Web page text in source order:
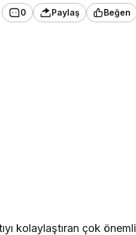
0 Paylaş Beğen
kolaylaştıran çok önemli